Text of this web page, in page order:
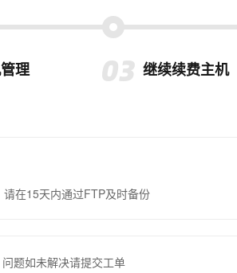
理 继续续费主机
在15天内通过FTP及时备份
题如未解决请提交工单